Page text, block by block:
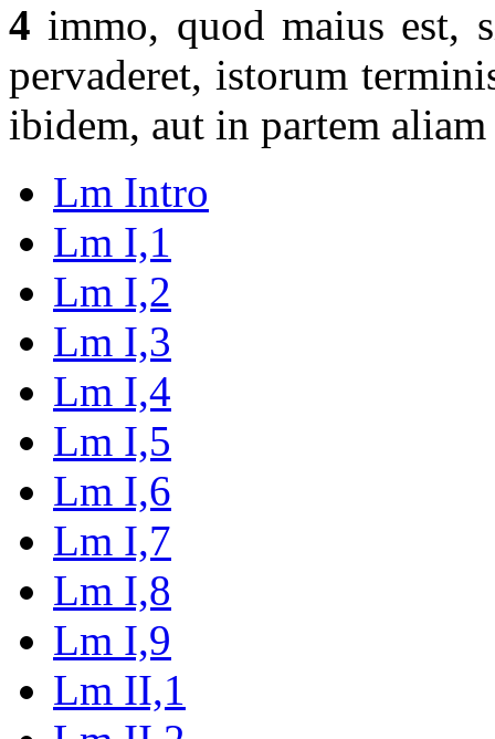
4 immo, quod maius est,
pervaderet, istorum
ibidem, aut in partem
Lm Intro
Lm I,1
Lm I,2
Lm I,3
Lm I,4
Lm I,5
Lm I,6
Lm I,7
Lm I,8
Lm I,9
Lm II,1